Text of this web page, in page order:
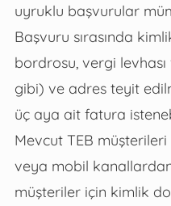
uyruklu başvurular
Başvuru sırasında
bordrosu, vergi
gibi) ve adres teyit
üç aya ait fatura
Mevcut TEB
veya mobil
müşteriler için kimlik